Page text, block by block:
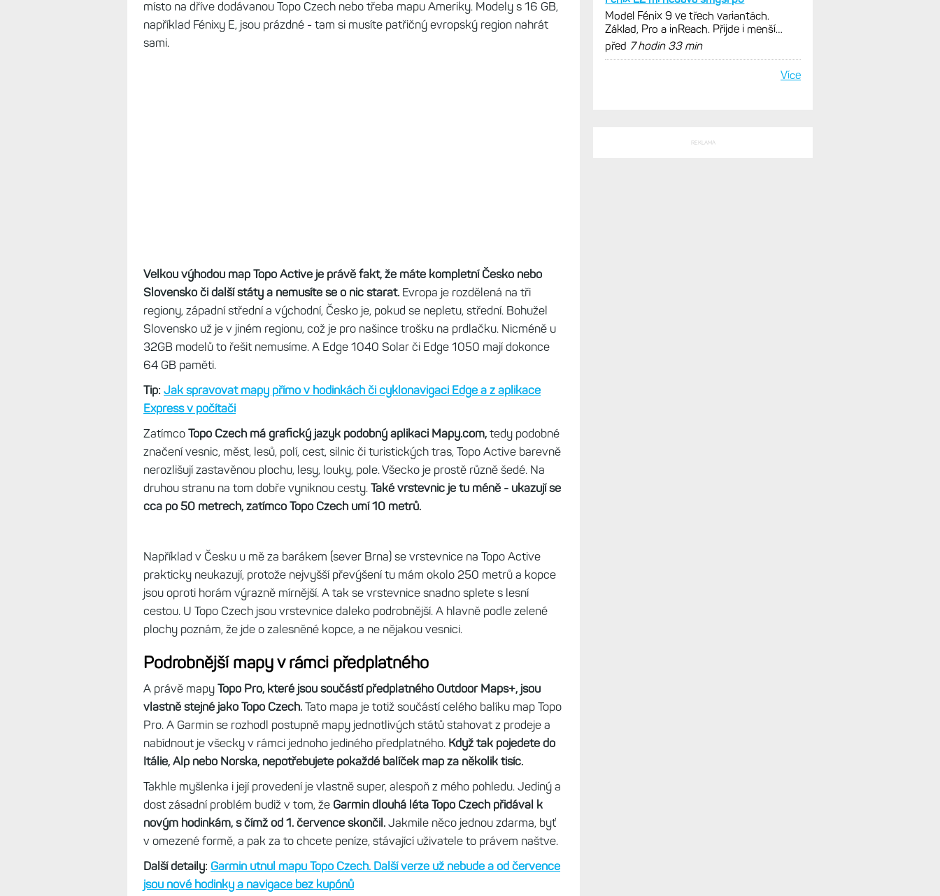
místo na dříve dodávanou Topo Czech nebo třeba mapu Ameriky. Modely s 16 GB,
například Fénixy E, jsou prázdné - tam si musíte patřičný evropský region nahrát
sami.
Velkou výhodou map Topo Active je právě fakt, že máte kompletní Česko nebo
Slovensko či další státy a nemusíte se o nic starat. Evropa je rozdělená na tři
regiony, západní střední a východní, Česko je, pokud se nepletu, střední. Bohužel
Slovensko už je v jiném regionu, což je pro našince trošku na prdlačku. Nicméně u
32GB modelů to řešit nemusíme. A Edge 1040 Solar či Edge 1050 mají dokonce
64 GB paměti.
Tip: Jak spravovat mapy přímo v hodinkách či cyklonavigaci Edge a z aplikace
Express v počítači
Zatímco Topo Czech má grafický jazyk podobný aplikaci Mapy.com, tedy podobné
značení vesnic, měst, lesů, polí, cest, silnic či turistických tras, Topo Active barevně
nerozlišují zastavěnou plochu, lesy, louky, pole. Všecko je prostě různě šedé. Na
druhou stranu na tom dobře vyniknou cesty. Také vrstevnic je tu méně - ukazují se
cca po 50 metrech, zatímco Topo Czech umí 10 metrů.
Například v Česku u mě za barákem (sever Brna) se vrstevnice na Topo Active
prakticky neukazují, protože nejvyšší převýšení tu mám okolo 250 metrů a kopce
jsou oproti horám výrazně mírnější. A tak se vrstevnice snadno splete s lesní
cestou. U Topo Czech jsou vrstevnice daleko podrobnější. A hlavně podle zelené
plochy poznám, že jde o zalesněné kopce, a ne nějakou vesnici.
Podrobnější mapy v rámci předplatného
A právě mapy Topo Pro, které jsou součástí předplatného Outdoor Maps+, jsou
vlastně stejné jako Topo Czech. Tato mapa je totiž součástí celého balíku map Topo
Pro. A Garmin se rozhodl postupně mapy jednotlivých států stahovat z prodeje a
nabídnout je všecky v rámci jednoho jediného předplatného. Když tak pojedete do
Itálie, Alp nebo Norska, nepotřebujete pokaždé balíček map za několik tisíc.
Takhle myšlenka i její provedení je vlastně super, alespoň z mého pohledu. Jediný a
dost zásadní problém budiž v tom, že Garmin dlouhá léta Topo Czech přidával k
novým hodinkám, s čímž od 1. července skončil. Jakmile něco jednou zdarma, byť
v omezené formě, a pak za to chcete peníze, stávající uživatele to právem naštve.
Další detaily: Garmin utnul mapu Topo Czech. Další verze už nebude a od července
jsou nové hodinky a navigace bez kupónů
Model Fénix 9 ve třech variantách.
Základ, Pro a inReach. Přijde i menší
verze 43 mm a také solární...
před 7 hodin 33 min
Více
REKLAMA